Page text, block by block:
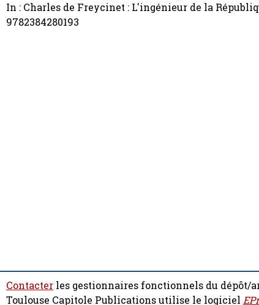
In : Charles de Freycinet : L'ingénieur de la
9782384280193
Contacter les gestionnaires fonctionnels du dépôt/
Toulouse Capitole Publications utilise le logiciel